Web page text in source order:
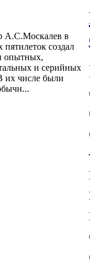
А.С.Москалев в
создал
опытных,
и серийных
их числе были